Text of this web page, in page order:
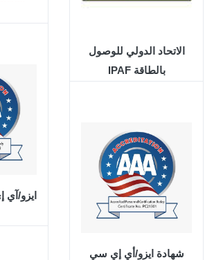
الاتحاد الدولي للوصول
بالطاقة IPAF
شهادة ايزو/أي إي سي